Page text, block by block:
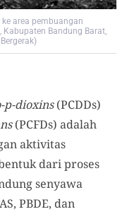
area pembuangan
Bandung Barat,
p-dioxins(PCDDs)
(PCFDs) adalah
aktivitas
dari proses
senyawa
PBDE, dan